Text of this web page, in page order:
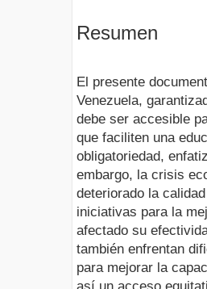
Resumen
El presente
Venezuela,
debe ser accesible
que faciliten una
obligatoriedad,
embargo, la crisis
deteriorado la
iniciativas para la
afectado su
también enfrentan
para mejorar la